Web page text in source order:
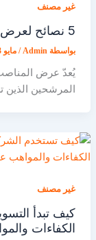
غير مصنف
5 نصائح لعرض المناصب الشاغرة بشكلٍ جذّاب
بواسطة Admin
/ مايو 23, 2026
يُعدّ عرض
المرشحين
غير مصنف
كيف تبدأ
الكفاءات